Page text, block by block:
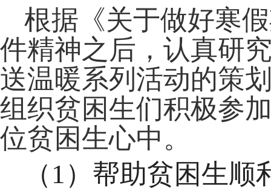
根据《关于做好寒
件精神之后，认真研
送温暖系列活动的策
组织贫困生们积极参
位贫困生心中。
（ 1 ）帮助贫困生顺